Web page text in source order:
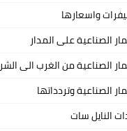
واسعارها
الصناعية على المدار
الصناعية من الغرب الى
الصناعية وتردداتها
النايل سات